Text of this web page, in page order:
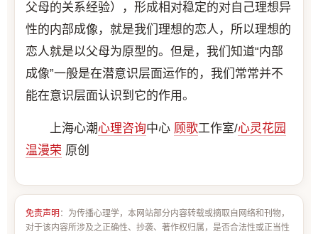
父母的关系经验），形成相对稳定的对自己理想异
性的内部成像，就是我们理想的恋人，所以理想的
恋人就是以父母为原型的。但是，我们知道“内部
成像”一般是在潜意识层面运作的，我们常常并不
能在意识层面认识到它的作用。
上海心潮心理咨询中心 顾歌工作室/心灵花园
温漫荣 原创
免责声明 ：为传播心理学，本网站部分内容转载或摘取自网络和刊物，
对于该内容所涉及之正确性、抄袭、著作权归属，是否合法性或正当性